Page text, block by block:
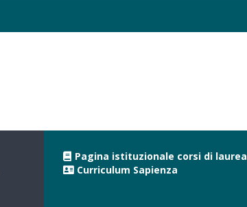
Pagina istituzionale corsi di laurea
Curriculum Sapienza